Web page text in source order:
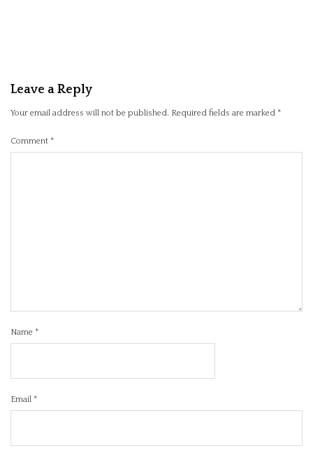
Leave a Reply
Your email address will not be published. Required fields are marked *
Comment *
Name *
Email *